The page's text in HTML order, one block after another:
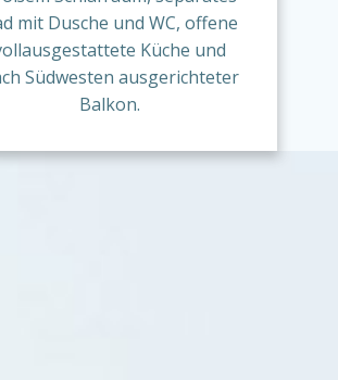
mit Dusche und WC, offene
Küche und
Südwesten ausgerichteter
Balkon.